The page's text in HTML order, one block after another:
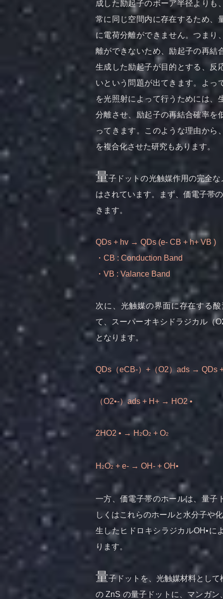
成した励起子のボーア半径よりも
常に同じ空間内に存在するため、
に電荷分離ができません。つまり
離ができないため、励起子の再結
生成した励起子が目的とする、反
いという問題が出てきます。よっ
を光照射によって行うためには、
分離させ、励起子の再結合確率を
ってきます。このような理由から
を複合化させた研究もあります。
量子ドットの光触媒作用の完全
はされています。まず、価電子帯
きます。
QDs + hv → QDs (e- CB + h+ VB )
・CB : Conduction Band
・VB : Valance Band
次に、光触媒の界面に存在する
て、スーパーオキシドラジカル（
となります。
QDs（eCB-）+（O2）ads → QDs
（O2•-）ads + H+ → HO2 •
2HO2 • → H 2O2 + O2
H 2O2+ e- → OH- + OH•
一方、価電子帯のホールは、量子
しくはこれらのホールと水分子や
生したヒドロキシラジカルOH•に
ります。
量子ドットを、光触媒材料とし
の ZnS の量子ドットに、マンガ